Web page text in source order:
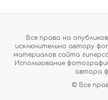
Все права на
исключительно автору
материалов сайта
Использование
автора
© Все